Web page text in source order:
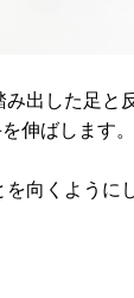
み出した足と
伸ばします。
を向くように